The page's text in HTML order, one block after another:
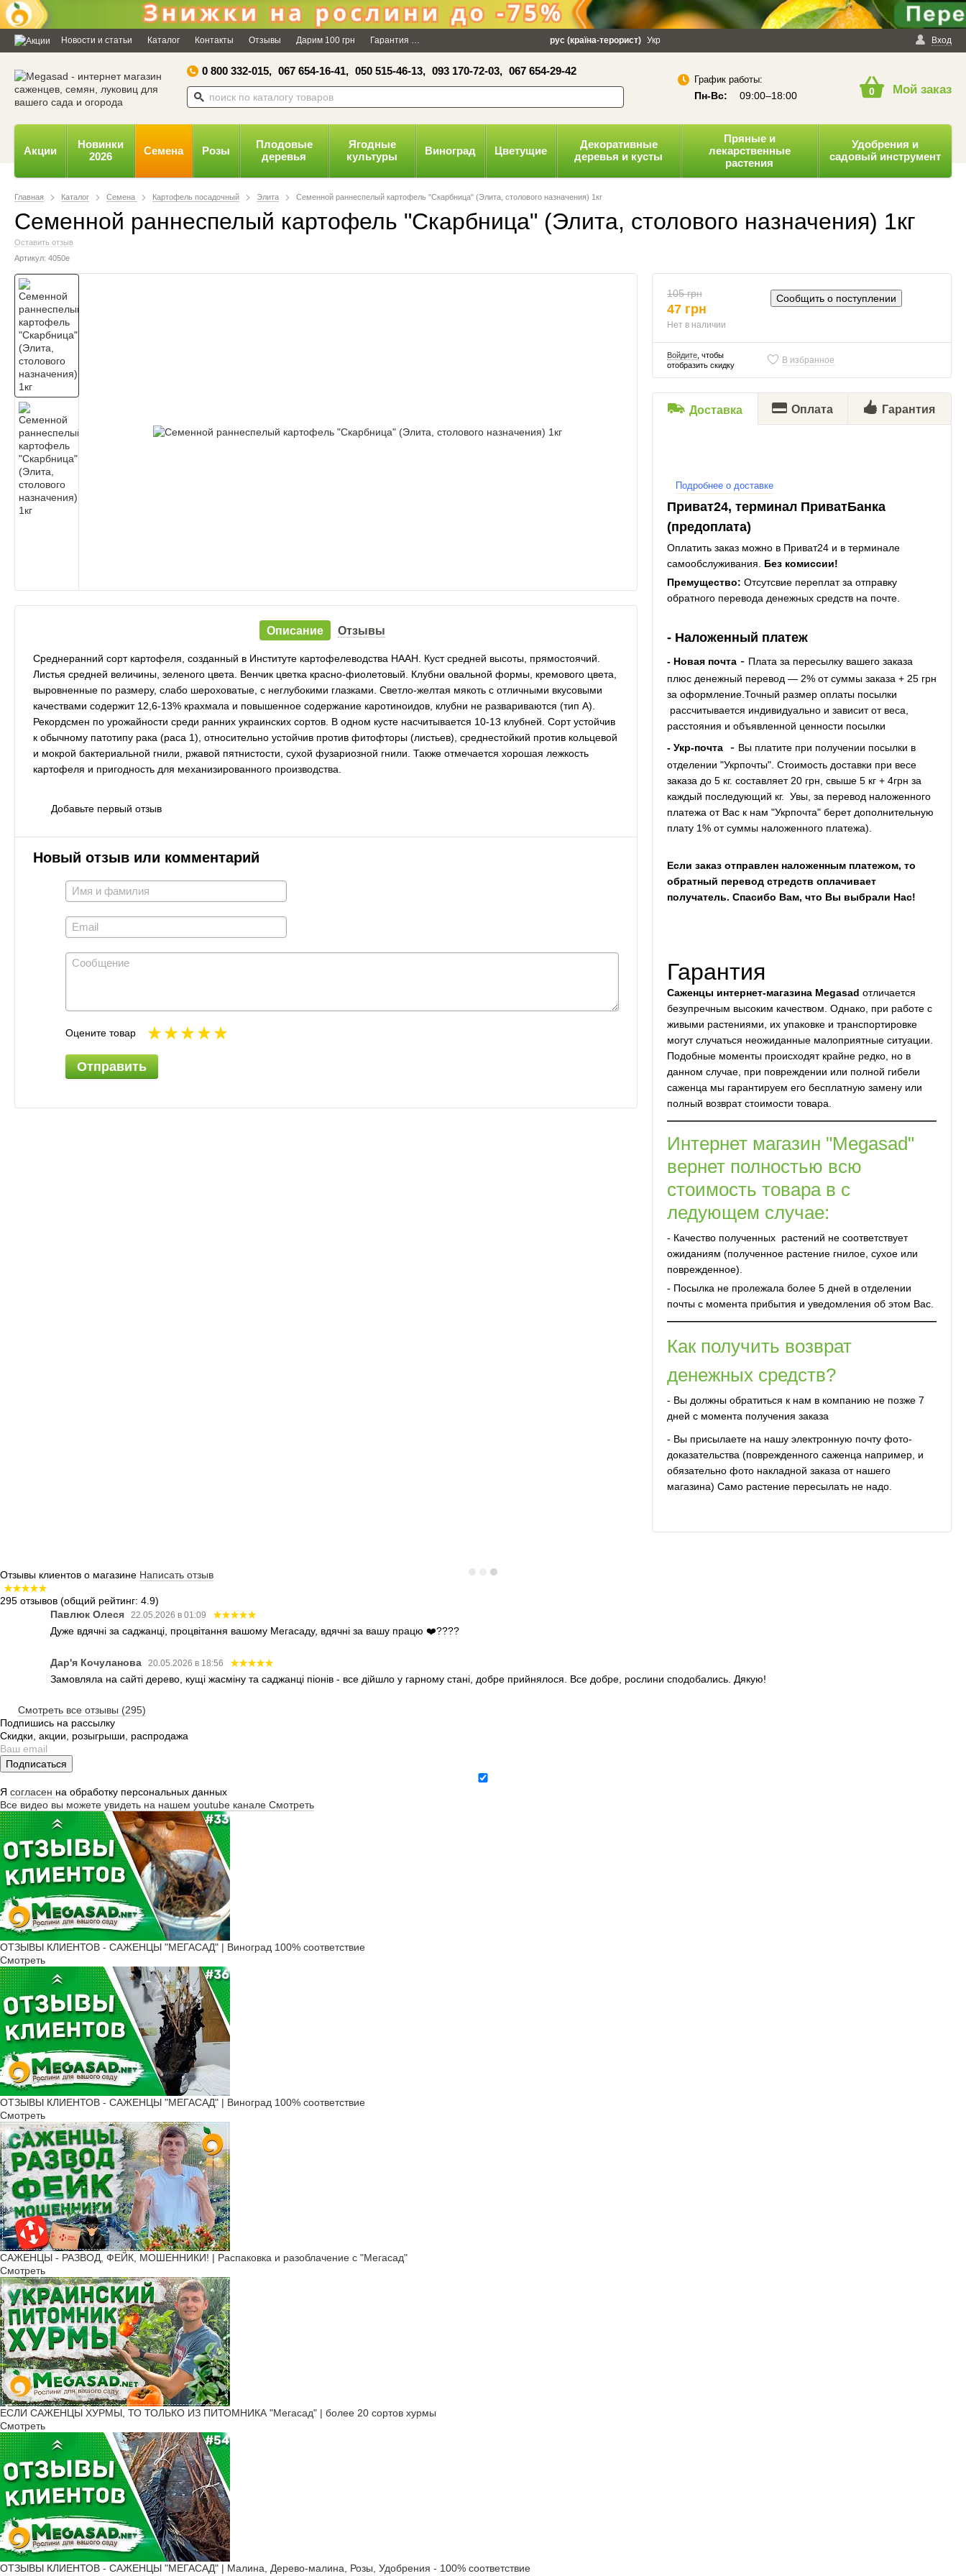
Дозвольте сайту megasad.net
відправляти вам сповіщення на
робочий стіл.
Powered by SendPulse Заборонити Дозволити
×
Новости и статьи Каталог Контакты Отзывы Дарим 100 грн Гарантия Оплата и доставка Политика конфиденциальности Вход
рус (країна-терорист) Укр
0 800 332-015, 067 654-16-41, 050 515-46-13, 093 170-72-03, 067 654-29-42
График работы:
Пн-Вс: 09:00–18:00 0 Мой заказ
Акции
Новинки
2026
Семена Розы
Плодовые
деревья
Ягодные
культуры
Виноград Цветущие
Декоративные
деревья и кусты
Пряные и
лекарственные
растения
Удобрения и
садовый инструмент
Главная Каталог Семена Картофель посадочный Элита Семенной раннеспелый картофель "Скарбница" (Элита, столового назначения) 1кг
Семенной раннеспелый картофель "Скарбница" (Элита, столового назначения) 1кг
Оставить отзыв
Артикул: 4050е
Описание Отзывы
Среднеранний сорт картофеля, созданный в Институте картофелеводства НААН. Куст средней высоты, прямостоячий.
Листья средней величины, зеленого цвета. Венчик цветка красно-фиолетовый. Клубни овальной формы, кремового цвета,
выровненные по размеру, слабо шероховатые, с неглубокими глазками. Светло-желтая мякоть с отличными вкусовыми
качествами содержит 12,6-13% крахмала и повышенное содержание каротиноидов, клубни не развариваются (тип А).
Рекордсмен по урожайности среди ранних украинских сортов. В одном кусте насчитывается 10-13 клубней. Сорт устойчив
к обычному патотипу рака (раса 1), относительно устойчив против фитофторы (листьев), среднестойкий против кольцевой
и мокрой бактериальной гнили, ржавой пятнистости, сухой фузариозной гнили. Также отмечается хорошая лежкость
картофеля и пригодность для механизированного производства.
Добавьте первый отзыв
Новый отзыв или комментарий
Оцените товар
Отправить
105 грн
47 грн
Нет в наличии
Сообщить о поступлении
Войдите, чтобы
отобразить скидку
В избранное
Доставка Оплата Гарантия
Подробнее о доставке
Приват24, терминал ПриватБанка
(предоплата)
Оплатить заказ можно в Приват24 и в терминале
самообслуживания. Без комиссии!
Премущество: Отсутсвие переплат за отправку
обратного перевода денежных средств на почте.
- Наложенный платеж
- Новая почта- Плата за пересылку вашего заказа
плюс денежный перевод — 2% от суммы заказа + 25 грн
за оформление.Точный размер оплаты посылки
рассчитывается индивидуально и зависит от веса,
расстояния и объявленной ценности посылки
- Укр-почта- Вы платите при получении посылки в
отделении "Укрпочты". Стоимость доставки при весе
заказа до 5 кг. составляет 20 грн, свыше 5 кг + 4грн за
каждый последующий кг. Увы, за перевод наложенного
платежа от Вас к нам "Укрпочта" берет дополнительную
плату 1% от суммы наложенного платежа).
Если заказ отправлен наложенным платежом, то
обратный перевод стредств оплачивает
получатель. Спасибо Вам, что Вы выбрали Нас!
Гарантия
Саженцы интернет-магазина Megasad отличается
безупречным высоким качеством. Однако, при работе с
живыми растениями, их упаковке и транспортировке
могут случаться неожиданные малоприятные ситуации.
Подобные моменты происходят крайне редко, но в
данном случае, при повреждении или полной гибели
саженца мы гарантируем его бесплатную замену или
полный возврат стоимости товара.
Интернет магазин "Megasad"
вернет полностью всю
стоимость товара в с
ледующем случае:
- Качество полученных растений не соответствует
ожиданиям (полученное растение гнилое, сухое или
поврежденное).
- Посылка не пролежала более 5 дней в отделении
почты с момента прибытия и уведомления об этом Вас.
Как получить возврат
денежных средств?
- Вы должны обратиться к нам в компанию не позже 7
дней с момента получения заказа
- Вы присылаете на нашу электронную почту фото-
доказательства (поврежденного саженца например, и
обязательно фото накладной заказа от нашего
магазина) Само растение пересылать не надо.
Отзывы клиентов о магазине Написать отзыв
295 отзывов (общий рейтинг: 4.9)
Павлюк Олеся
22.05.2026 в 01:09
Дуже вдячні за саджанці, процвітання вашому Мегасаду, вдячні за вашу працю ❤️????
Дар'я Кочуланова 20.05.2026 в 18:56
Замовляла на сайті дерево, кущі жасміну та саджанці піонів - все дійшло у гарному стані, добре прийнялося. Все добре, рослини сподобались. Дякую!
Смотреть все отзывы (295)
Подпишись на рассылку
Скидки, акции, розыгрыши, распродажа
Подписаться
Я согласен на обработку персональных данных
Все видео вы можете увидеть на нашем youtube канале Смотреть
ОТЗЫВЫ КЛИЕНТОВ - САЖЕНЦЫ "МЕГАСАД" | Виноград 100% соответствие
Смотреть
ОТЗЫВЫ КЛИЕНТОВ - САЖЕНЦЫ "МЕГАСАД" | Виноград 100% соответствие
Смотреть
САЖЕНЦЫ - РАЗВОД, ФЕЙК, МОШЕННИКИ! | Распаковка и разоблачение с "Мегасад"
Смотреть
ЕСЛИ САЖЕНЦЫ ХУРМЫ, ТО ТОЛЬКО ИЗ ПИТОМНИКА "Мегасад" | более 20 сортов хурмы
Смотреть
ОТЗЫВЫ КЛИЕНТОВ - САЖЕНЦЫ "МЕГАСАД" | Малина, Дерево-малина, Розы, Удобрения - 100% соответствие